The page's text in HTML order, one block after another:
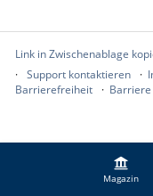
Magazin
Link in Zwischenablage
Support kontaktieren
Barrierefreiheit